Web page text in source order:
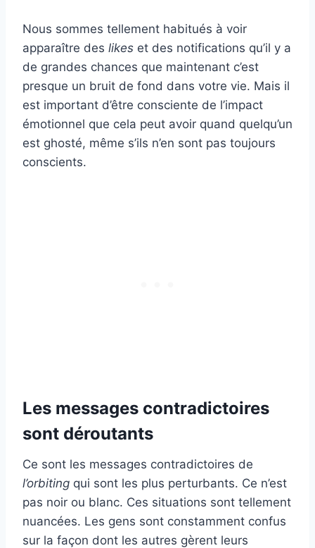
Nous sommes tellement habitués à voir
apparaître des likes et des notifications qu’il y a
de grandes chances que maintenant c’est
presque un bruit de fond dans votre vie. Mais il
est important d’être consciente de l’impact
émotionnel que cela peut avoir quand quelqu’un
est ghosté, même s’ils n’en sont pas toujours
conscients.
Les messages contradictoires
sont déroutants
Ce sont les messages contradictoires de
l’orbiting qui sont les plus perturbants. Ce n’est
pas noir ou blanc. Ces situations sont tellement
nuancées. Les gens sont constamment confus
sur la façon dont les autres gèrent leurs